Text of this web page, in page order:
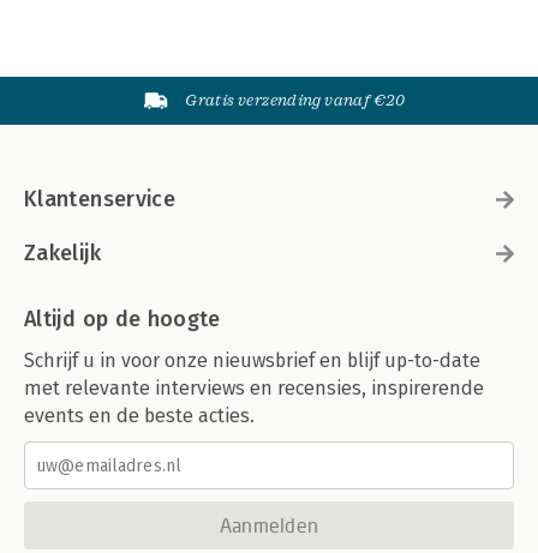
Gratis verzending vanaf €20
Klantenservice
Zakelijk
Altijd op de hoogte
Schrijf u in voor onze nieuwsbrief en blijf up-to-date
met relevante interviews en recensies, inspirerende
events en de beste acties.
Aanmelden